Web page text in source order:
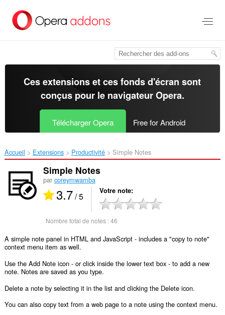
contenu
Ces extensions et ces fonds d'écran sont
conçus pour le navigateur Opera.
Télécharger Opera Free for Android
Accueil Extensions Productivité Simple Notes‎
Simple Notes
par coreymwamba
3.7/ 5 Votre note
Nombre total de notes :46
A simple note panel in HTML and JavaScript - includes a "copy to note"
context menu item as well.
Use the Add Note icon - or click inside the lower text box - to add a new
note. Notes are saved as you type.
Delete a note by selecting it in the list and clicking the Delete icon.
You can also copy text from a web page to a note using the context menu.